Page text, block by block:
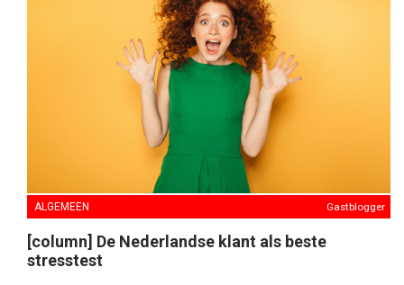
ALGEMEEN Gastblogger
[column] De Nederlandse klant als beste
stresstest